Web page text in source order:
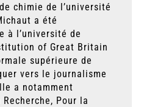
chimie de l’université
a été
à l’université de
of Great Britain
supérieure de
vers le journalisme
a notamment
Pour la